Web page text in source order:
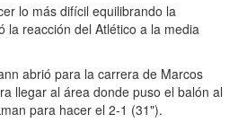
lo más difícil equilibrando la
la reacción del Atlético a la media
abrió para la carrera de Marcos
llegar al área donde puso el balón al
para hacer el 2-1 (31").